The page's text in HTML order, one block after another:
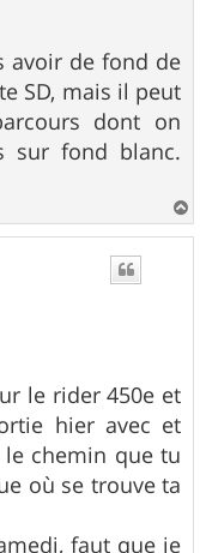
avoir de fond de
SD, mais il peut
dont on
sur fond blanc.
a
le rider 450e et
hier avec et
chemin que tu
où se trouve ta
faut que je